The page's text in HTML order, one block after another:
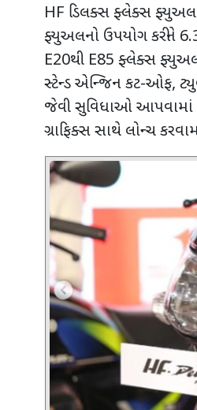
HF ડિલક્સ ફ્લેક્સ
ફ્યુઅલનો ઉપયોગ કરીને
E20થી E85 ફ્લેક્સ ફ્યુઅલ
સ્ટેન્ડ એન્જિન કટ-ઓફ,
જેવી સુવિધાઓ
ગ્રાફિક્સ સાથે લોન્ચ